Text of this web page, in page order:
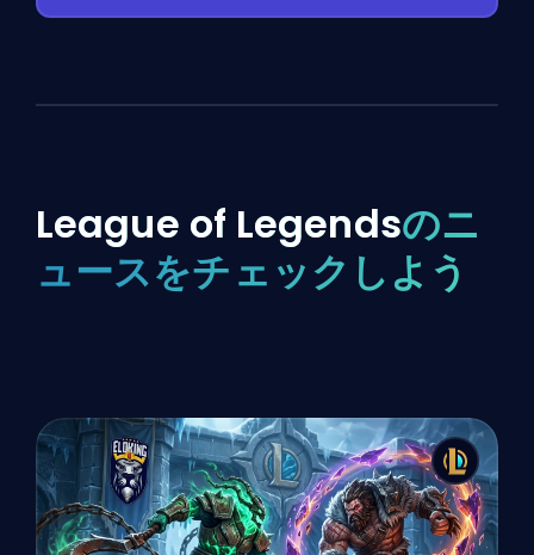
League of Legendsのニ
ュースをチェックしよう